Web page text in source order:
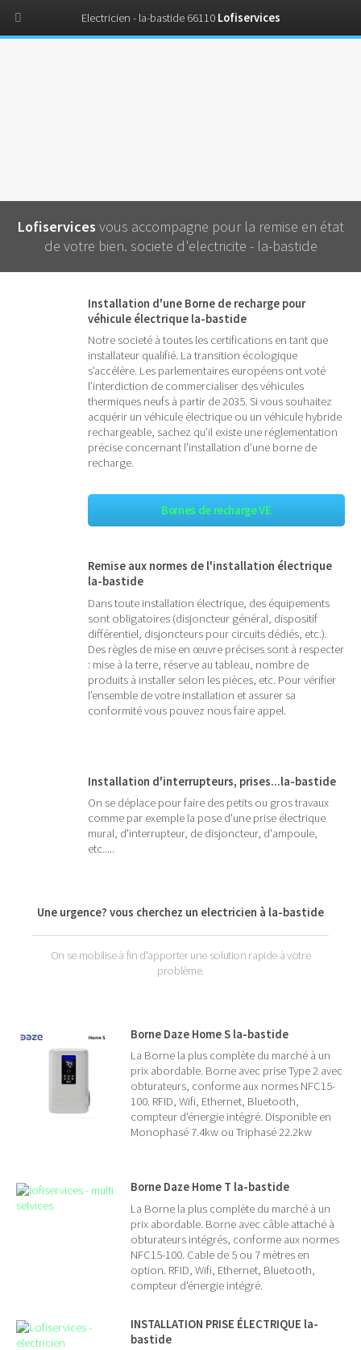
Lofiservices vous accompagne pour la remise en état
de votre bien. societe d'electricite - la-bastide
Installation d'une Borne de recharge pour
véhicule électrique la-bastide
Notre societé à toutes les certifications en tant que
installateur qualifié. La transition écologique
s’accélère. Les parlementaires européens ont voté
l’interdiction de commercialiser des véhicules
thermiques neufs à partir de 2035. Si vous souhaitez
acquérir un véhicule électrique ou un véhicule hybride
rechargeable, sachez qu’il existe une réglementation
précise concernant l’installation d’une borne de
recharge.
Bornes de recharge VE
Remise aux normes de l'installation électrique
la-bastide
Dans toute installation électrique, des équipements
sont obligatoires (disjoncteur général, dispositif
différentiel, disjoncteurs pour circuits dédiés, etc.).
Des règles de mise en œuvre précises sont à respecter
: mise à la terre, réserve au tableau, nombre de
produits à installer selon les pièces, etc. Pour vérifier
l’ensemble de votre installation et assurer sa
conformité vous pouvez nous faire appel.
Installation d'interrupteurs, prises...la-bastide
On se déplace pour faire des petits ou gros travaux
comme par exemple la pose d'une prise électrique
mural, d'interrupteur, de disjoncteur, d'ampoule,
etc.....
Une urgence? vous cherchez un electricien à la-bastide
On se mobilise à fin d'apporter une solution rapide à votre
problème.
Borne Daze Home S la-bastide
La Borne la plus complète du marché à un
prix abordable. Borne avec prise Type 2 avec
obturateurs, conforme aux normes NFC15-
100. RFID, Wifi, Ethernet, Bluetooth,
compteur d'énergie intégré. Disponible en
Monophasé 7.4kw ou Triphasé 22.2kw
Borne Daze Home T la-bastide
La Borne la plus complète du marché à un
prix abordable. Borne avec câble attaché à
obturateurs intégrés, conforme aux normes
NFC15-100. Cable de 5 ou 7 mètres en
option. RFID, Wifi, Ethernet, Bluetooth,
compteur d'énergie intégré.
INSTALLATION PRISE ÉLECTRIQUE la-
bastide
Electricien - la-bastide 66110Lofiservices